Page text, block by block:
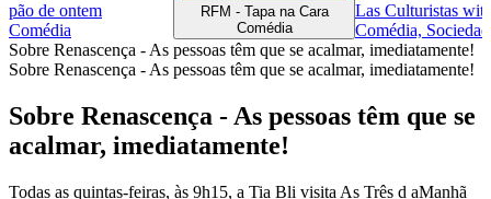
pão de ontem
Comédia
RFM - Tapa na Cara
Comédia
Las Culturistas
Comédia,
Sobre Renascença - As pessoas têm que se acalmar, imediatamente!
Sobre Renascença - As pessoas têm que se acalmar, imediatamente!
Sobre Renascença - As pessoas têm que se
acalmar, imediatamente!
Todas as quintas-feiras, às 9h15, a Tia Bli visita As Três d aManhã